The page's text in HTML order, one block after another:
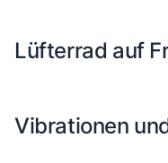
Lüfterrad auf
Vibrationen